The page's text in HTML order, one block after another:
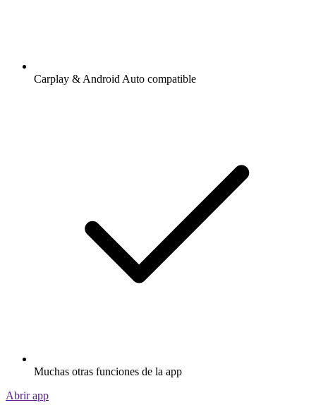
Carplay & Android Auto compatible
Muchas otras funciones de la app
Abrir app